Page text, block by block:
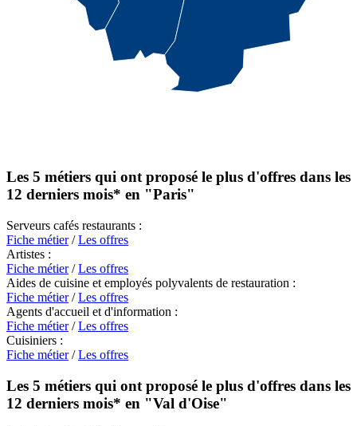
Les 5 métiers qui ont proposé le plus d'offres dans les
12 derniers mois* en "Paris"
Serveurs cafés restaurants :
Fiche métier/Les offres
Artistes :
Fiche métier/Les offres
Aides de cuisine et employés polyvalents de restauration :
Fiche métier/Les offres
Agents d'accueil et d'information :
Fiche métier/Les offres
Cuisiniers :
Fiche métier/Les offres
Les 5 métiers qui ont proposé le plus d'offres dans les
12 derniers mois* en "Val d'Oise"